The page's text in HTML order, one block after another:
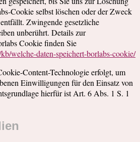
Cookie selbst löschen oder der Zweck
Zwingende gesetzliche
unberührt. Details zur
Cookie finden Sie
welche-daten-speichert-borlabs-cookie/
Content-Technologie erfolgt, um
Einwilligungen für den Einsatz von
hierfür ist Art. 6 Abs. 1 S. 1